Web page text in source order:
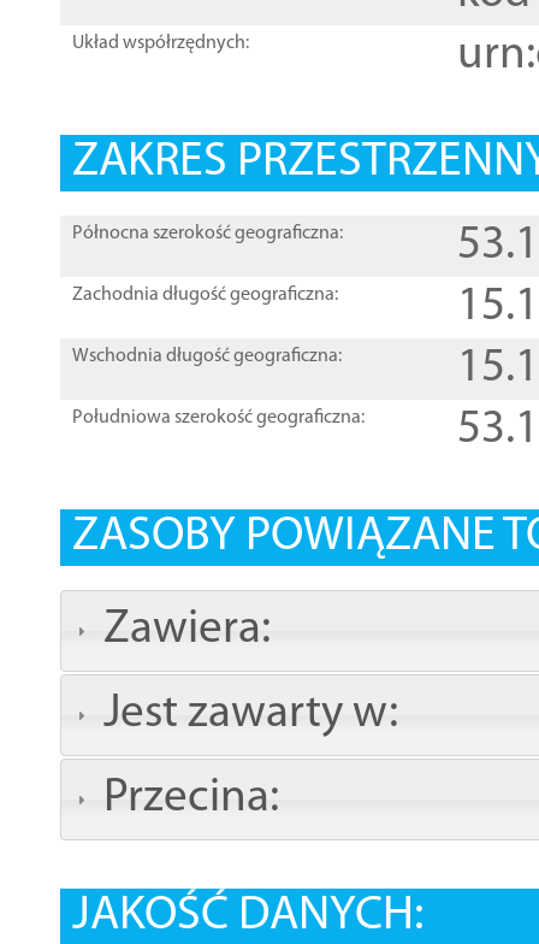
Układ współrzędnych:
ZAKRES
Północna szerokość geograficzna:
Zachodnia długość geograficzna:
Wschodnia długość geograficzna:
Południowa szerokość geograficzna:
ZASOBY POWIĄZANE
Zawiera:
Jest zawarty w:
Przecina:
JAKOŚĆ DANYCH: